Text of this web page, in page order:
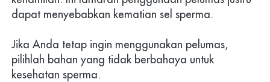
dapat menyebabkan kematian sel sperma.
Jika Anda tetap ingin menggunakan pelumas,
pilihlah bahan yang tidak berbahaya untuk
kesehatan sperma.